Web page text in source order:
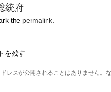
統府
the permalink
を残す
ドレスが公開されることはありません。